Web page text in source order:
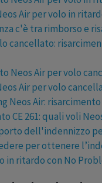
Air per volo in
c'è tra rimborso e
cancellato:
Neos Air per volo
Air per volo
Neos Air:
CE 261: quali voli
dell'indennizzo
per ottenere
in ritardo con No